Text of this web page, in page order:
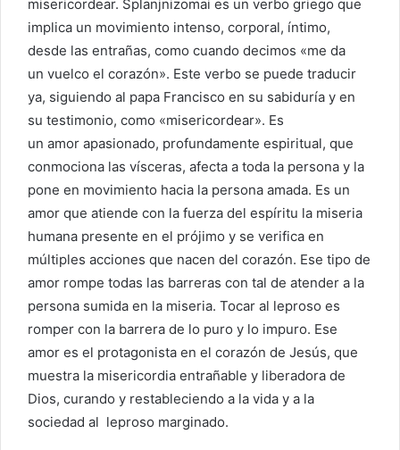
misericordear. Splanjnizomai es un verbo griego que
implica un movimiento intenso, corporal, íntimo,
desde las entrañas, como cuando decimos «me da
un vuelco el corazón». Este verbo se puede traducir
ya, siguiendo al papa Francisco en su sabiduría y en
su testimonio, como «misericordear». Es
un amor apasionado, profundamente espiritual, que
conmociona las vísceras, afecta a toda la persona y la
pone en movimiento hacia la persona amada. Es un
amor que atiende con la fuerza del espíritu la miseria
humana presente en el prójimo y se verifica en
múltiples acciones que nacen del corazón. Ese tipo de
amor rompe todas las barreras con tal de atender a la
persona sumida en la miseria. Tocar al leproso es
romper con la barrera de lo puro y lo impuro. Ese
amor es el protagonista en el corazón de Jesús, que
muestra la misericordia entrañable y liberadora de
Dios, curando y restableciendo a la vida y a la
sociedad al leproso marginado.